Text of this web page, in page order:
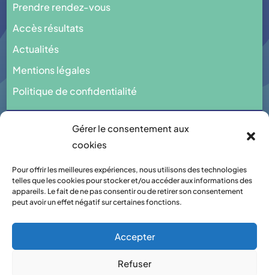
Gérer le consentement aux
cookies
Pour offrir les meilleures expériences, nous utilisons des technologies
telles que les cookies pour stocker et/ou accéder aux informations des
appareils. Le fait de ne pas consentir ou de retirer son consentement
peut avoir un effet négatif sur certaines fonctions.
Accepter
Refuser
Prendre rendez-vous
Accès résultats
Actualités
Mentions légales
Politique de confidentialité
Imaginé & réalisé par
Peal MedicalbyPeal Solutions